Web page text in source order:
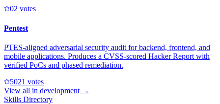
02 votes
Pentest
PTES-aligned adversarial security audit for backend, frontend, and
mobile applications. Produces a CVSS-scored Hacker Report with
verified PoCs and phased remediation.
5021 votes
View all in development →
Skills Directory